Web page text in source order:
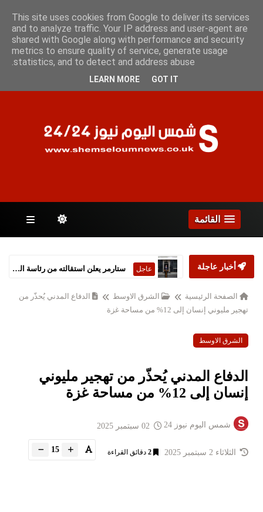
الصفحات
القائمة
أخبار عاجلة عاجل
الصفحة الرئيسية الشرق الاوسط
الدفاع المدني يُحذّر من
تهجير مليوني إنسان إلى 12% من مساحة غزة
الشرق الاوسط
الدفاع المدني يُحذّر من تهجير مليوني
إنسان إلى 12% من مساحة غزة
شمس اليوم نيوز 24
الثلاثاء 2 سبتمبر 2025 2 دقائق القراءة 15
This site uses cookies from Google to deliver its services
and to analyze traffic. Your IP address and user-agent are
shared with Google along with performance and security
metrics to ensure quality of service, generate usage
statistics, and to detect and address abuse.
LEARN MORE GOT IT